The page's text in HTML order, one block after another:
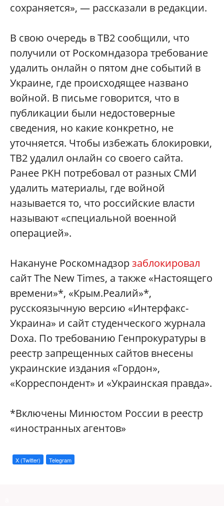
сохраняется», — рассказали в редакции.
В свою очередь в ТВ2 сообщили, что
получили от Роскомндазора требование
удалить онлайн о пятом дне событий в
Украине, где происходящее названо
войной. В письме говорится, что в
публикации были недостоверные
сведения, но какие конкретно, не
уточняется. Чтобы избежать блокировки,
ТВ2 удалил онлайн со своего сайта.
Ранее РКН потребовал от разных СМИ
удалить материалы, где войной
называется то, что российские власти
называют «специальной военной
операцией».
Накануне Роскомнадзорзаблокировал
сайт The New Times, а также «Настоящего
времени»*, «Крым.Реалий»*,
русскоязычную версию «Интерфакс-
Украина» и сайт студенческого журнала
Doxa. По требованию Генпрокуратуры в
реестр запрещенных сайтов внесены
украинские издания «Гордон»,
«Корреспондент» и «Украинская правда».
*Включены Минюстом России в реестр
«иностранных агентов»
X (Twitter) Telegram